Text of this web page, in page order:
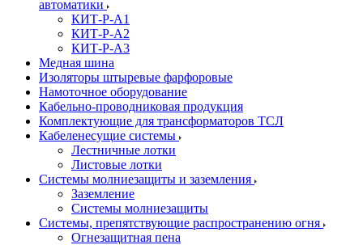
автоматики
КИТ-Р-А1
КИТ-Р-А2
КИТ-Р-А3
Медная шина
Изоляторы штыревые фарфоровые
Намоточное оборудование
Кабельно-проводниковая продукция
Комплектующие для трансформаторов ТСЛ
Кабеленесущие системы
Лестничные лотки
Листовые лотки
Системы молниезащиты и заземления
Заземление
Системы молниезащиты
Системы, препятствующие распространению огня
Огнезащитная пена